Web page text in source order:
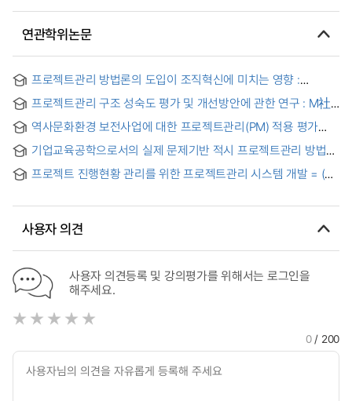
연관학위논문
프로젝트관리 방법론의 도입이 조직혁신에 미치는 영향 :
Adoption of Project Management Methodology on the
Organizational Innovation: A Balanced Scorecard
Perspective
프로젝트관리 구조 성숙도 평가 및 개선방안에 관한 연구 : M社
proposals and evaluation of project management
structures.
역사문화환경 보전사업에 대한 프로젝트관리(PM) 적용 평가
application of Project Management on conservation
projects in historic cultural environment : Focused on
Hwasung in Suwon
기업교육공학으로서의 실제 문제기반 적시 프로젝트관리 방법론
프로젝트 진행현황 관리를 위한 프로젝트관리 시스템 개발 = (A)
사용자 의견
사용자 의견등록 및 강의평가를 위해서는 로그인을
해주세요.
0/ 200